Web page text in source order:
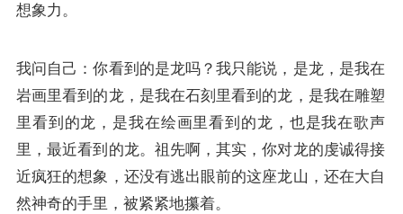
想象力。
我问自己：你看到的是龙吗？我只能说，是龙，是我在
岩画里看到的龙，是我在石刻里看到的龙，是我在雕塑
里看到的龙，是我在绘画里看到的龙，也是我在歌声
里，最近看到的龙。祖先啊，其实，你对龙的虔诚得接
近疯狂的想象，还没有逃出眼前的这座龙山，还在大自
然神奇的手里，被紧紧地攥着。